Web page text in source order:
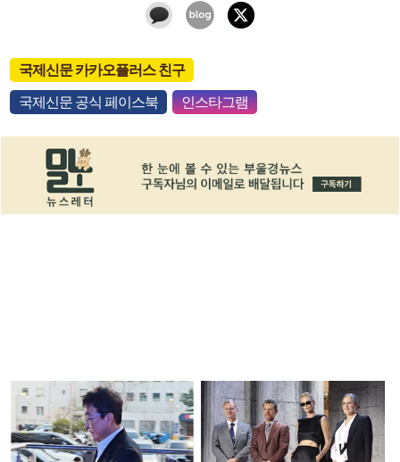
국제신문 카카오플러스 친구
국제신문 공식 페이스북 인스타그램